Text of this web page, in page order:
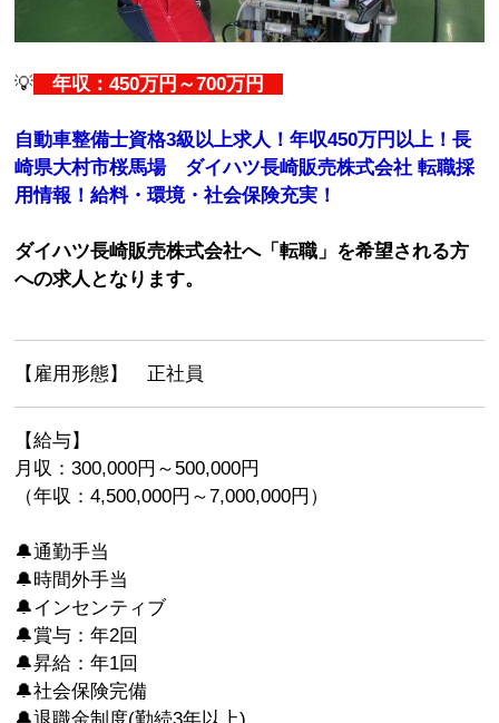
💡 年収：450万円～700万円
自動車整備士資格3級以上求人！年収450万円以上！長
崎県大村市桜馬場 ダイハツ長崎販売株式会社 転職採
用情報！給料・環境・社会保険充実！
ダイハツ長崎販売株式会社へ「転職」を希望される方
への求人となります。
【雇用形態】 正社員
【給与】
月収：300,000円～500,000円
（年収：4,500,000円～7,000,000円）
🔔通勤手当
🔔時間外手当
🔔インセンティブ
🔔賞与：年2回
🔔昇給：年1回
🔔社会保険完備